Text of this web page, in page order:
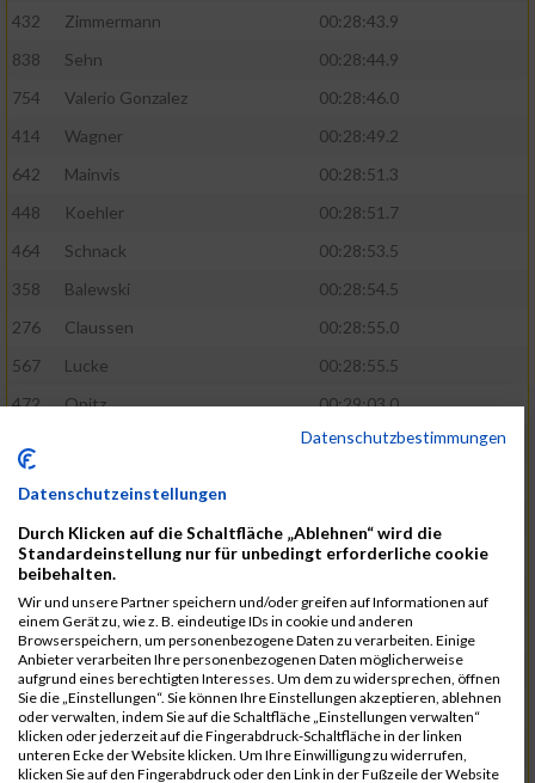
432
Zimmermann
00:28:43.9
838
Sehn
00:28:44.9
754
Valerio Gonzalez
00:28:46.0
414
Wagner
00:28:49.2
642
Mainvis
00:28:51.3
448
Koehler
00:28:51.7
464
Schnack
00:28:53.5
358
Balewski
00:28:54.5
276
Claussen
00:28:55.0
567
Lucke
00:28:55.5
472
Opitz
00:29:03.0
00:29:04.4
404
Holst
00:29:08.8
405
Dombrowka
00:29:09.5
305
Ribarzik
00:29:09.7
328
Matschl
00:29:10.8
400
Subramaniyam
00:29:13.0
813
Stawinski
00:29:13.8
Datenschutzbestimmungen
Datenschutzeinstellungen
Durch Klicken auf die Schaltfläche „Ablehnen“ wird die
Standardeinstellung nur für unbedingt erforderliche cookie
beibehalten.
Wir und unsere Partner speichern und/oder greifen auf Informationen auf
einem Gerät zu, wie z. B. eindeutige IDs in cookie und anderen
Browserspeichern, um personenbezogene Daten zu verarbeiten. Einige
Anbieter verarbeiten Ihre personenbezogenen Daten möglicherweise
aufgrund eines berechtigten Interesses. Um dem zu widersprechen, öffnen
Sie die „Einstellungen“. Sie können Ihre Einstellungen akzeptieren, ablehnen
oder verwalten, indem Sie auf die Schaltfläche „Einstellungen verwalten“
klicken oder jederzeit auf die Fingerabdruck-Schaltfläche in der linken
unteren Ecke der Website klicken. Um Ihre Einwilligung zu widerrufen,
klicken Sie auf den Fingerabdruck oder den Link in der Fußzeile der Website